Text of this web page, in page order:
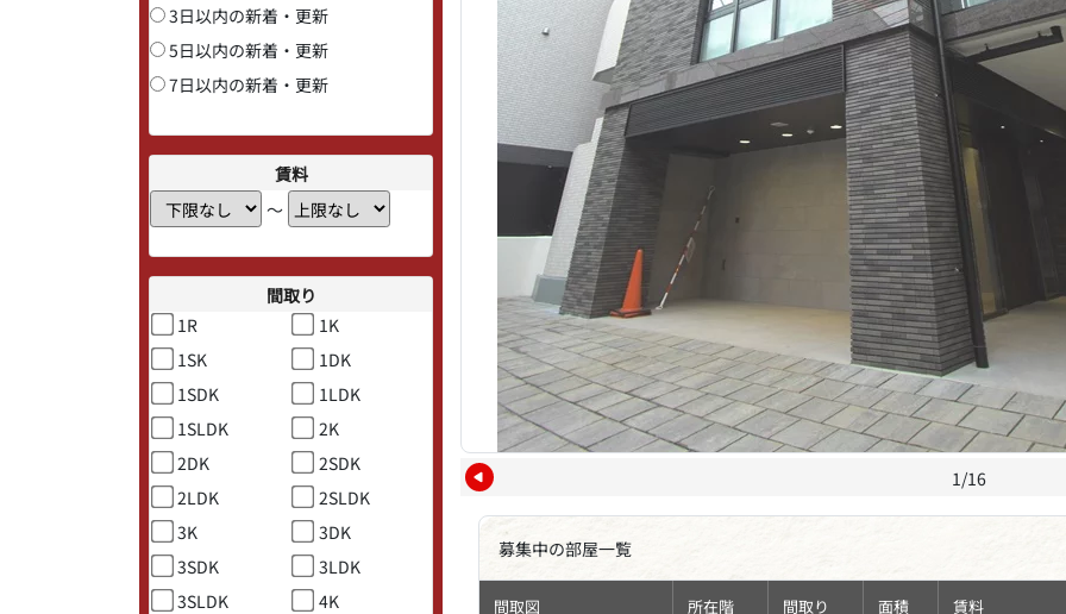
3日以内の新着・更新
5日以内の新着・更新
7日以内の新着・更新
賃料
〜
間取り
1R
1K
1SK
1DK
1SDK
1LDK
1SLDK
2K
2DK
2SDK
2LDK
2SLDK
3K
3DK
3SDK
3LDK
3SLDK
4K
1/16
募集中の部屋一覧
間取図 所在階 間取り 面積 賃料